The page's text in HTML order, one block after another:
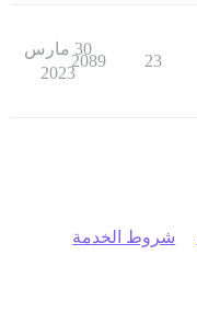
23
2089
30 مارس
2023
شروط الخدمة